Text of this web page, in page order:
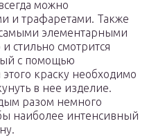
можно
и трафаретами. Также
элементарными
стильно смотрится
с помощью
краску необходимо
в нее изделие.
разом немного
наиболее интенсивный